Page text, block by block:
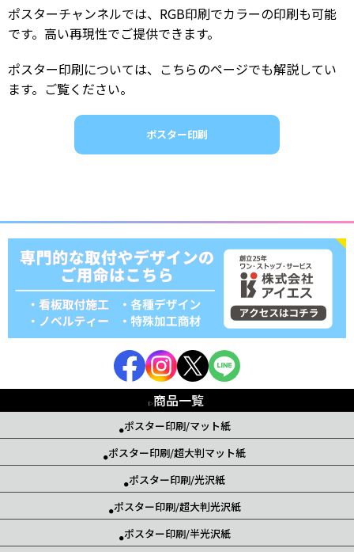
ポスターチャンネルでは、RGB印刷でカラーの印刷も可能
です。高い再現性でご提供できます。
ポスター印刷については、こちらのページでも解説してい
ます。ご覧ください。
ポスター印刷
商品一覧
ポスター印刷/マット紙
ポスター印刷/超大判マット紙
ポスター印刷/光沢紙
ポスター印刷/超大判光沢紙
ポスター印刷/半光沢紙